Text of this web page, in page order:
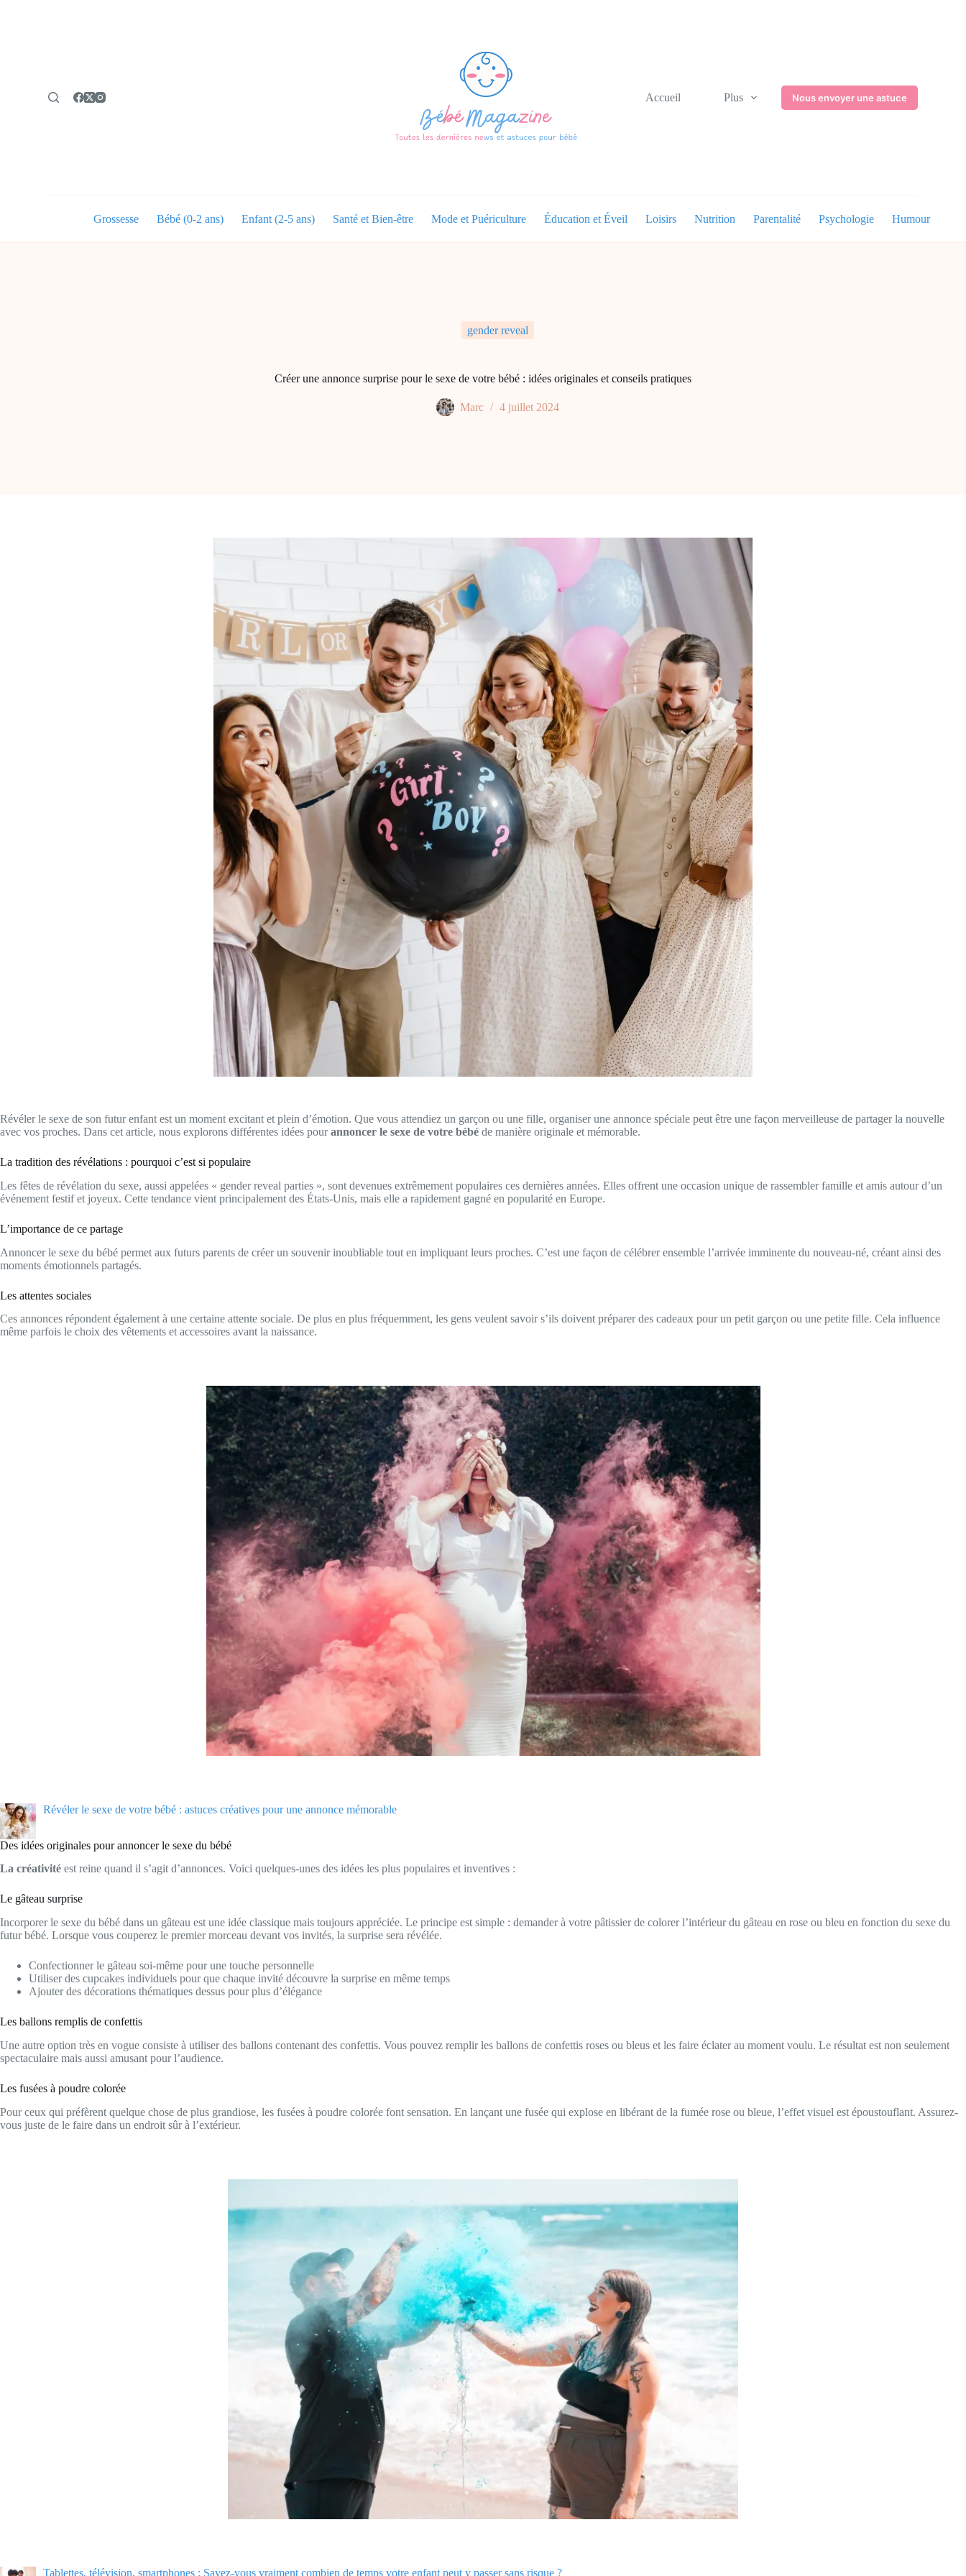
Accueil Plus Nous envoyer une astuce
Grossesse Bébé (0-2 ans) Enfant (2-5 ans) Santé et Bien-être Mode et Puériculture Éducation et Éveil Loisirs Nutrition Parentalité Psychologie Humour
gender reveal
Créer une annonce surprise pour le sexe de votre bébé : idées originales et conseils pratiques
Marc 4 juillet 2024
Révéler le sexe de son futur enfant est un moment excitant et plein d’émotion. Que vous attendiez un garçon ou une fille, organiser une annonce spéciale peut être une façon merveilleuse de partager la nouvelle
avec vos proches. Dans cet article, nous explorons différentes idées pourannoncer le sexe de votre bébé de manière originale et mémorable.
La tradition des révélations : pourquoi c’est si populaire
Les fêtes de révélation du sexe, aussi appelées « gender reveal parties », sont devenues extrêmement populaires ces dernières années. Elles offrent une occasion unique de rassembler famille et amis autour d’un
événement festif et joyeux. Cette tendance vient principalement des États-Unis, mais elle a rapidement gagné en popularité en Europe.
L’importance de ce partage
Annoncer le sexe du bébé permet aux futurs parents de créer un souvenir inoubliable tout en impliquant leurs proches. C’est une façon de célébrer ensemble l’arrivée imminente du nouveau-né, créant ainsi des
moments émotionnels partagés.
Les attentes sociales
Ces annonces répondent également à une certaine attente sociale. De plus en plus fréquemment, les gens veulent savoir s’ils doivent préparer des cadeaux pour un petit garçon ou une petite fille. Cela influence
même parfois le choix des vêtements et accessoires avant la naissance.
Révéler le sexe de votre bébé : astuces créatives pour une annonce mémorable
Des idées originales pour annoncer le sexe du bébé
La créativité est reine quand il s’agit d’annonces. Voici quelques-unes des idées les plus populaires et inventives :
Le gâteau surprise
Incorporer le sexe du bébé dans un gâteau est une idée classique mais toujours appréciée. Le principe est simple : demander à votre pâtissier de colorer l’intérieur du gâteau en rose ou bleu en fonction du sexe du
futur bébé. Lorsque vous couperez le premier morceau devant vos invités, la surprise sera révélée.
Confectionner le gâteau soi-même pour une touche personnelle
Utiliser des cupcakes individuels pour que chaque invité découvre la surprise en même temps
Ajouter des décorations thématiques dessus pour plus d’élégance
Les ballons remplis de confettis
Une autre option très en vogue consiste à utiliser des ballons contenant des confettis. Vous pouvez remplir les ballons de confettis roses ou bleus et les faire éclater au moment voulu. Le résultat est non seulement
spectaculaire mais aussi amusant pour l’audience.
Les fusées à poudre colorée
Pour ceux qui préfèrent quelque chose de plus grandiose, les fusées à poudre colorée font sensation. En lançant une fusée qui explose en libérant de la fumée rose ou bleue, l’effet visuel est époustouflant. Assurez-
vous juste de le faire dans un endroit sûr à l’extérieur.
Tablettes, télévision, smartphones : Savez-vous vraiment combien de temps votre enfant peut y passer sans risque ?